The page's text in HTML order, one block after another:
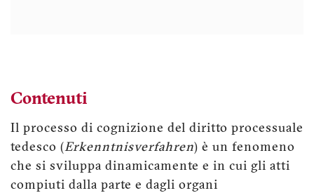
Contenuti
Il processo di cognizione del diritto processuale
tedesco (Erkenntnisverfahren) è un fenomeno
che si sviluppa dinamicamente e in cui gli atti
compiuti dalla parte e dagli organi